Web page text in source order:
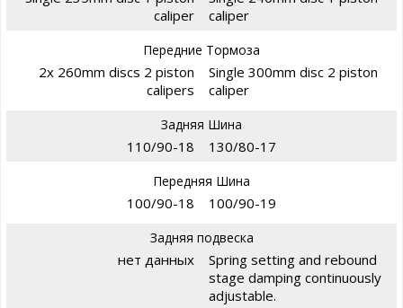
caliper
caliper
Передние Тормоза
2x 260mm discs 2 piston
calipers
Single 300mm disc 2 piston
caliper
Задняя Шина
110/90-18 130/80-17
Передняя Шина
100/90-18 100/90-19
Задняя подвеска
нет данных
Spring setting and rebound
stage damping continuously
adjustable.